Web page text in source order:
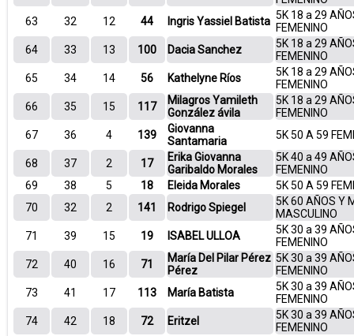
63
32 12 44 Ingris Yassiel Batista 5K 18 a 29
FEMENINO
64
33 13 100 Dacia Sanchez
5K 18 a 29
FEMENINO
65
34 14 56 Kathelyne Ríos
5K 18 a 29
FEMENINO
66
35 15 117
Milagros Yamileth
González ávila
5K 18 a 29
FEMENINO
67
36 4 139
Giovanna
Santamaria
5K 50 A 59
68 37 2 17
Erika Giovanna
Garibaldo Morales
5K 40 a 49
FEMENINO
69
38 5 18 Eleida Morales
5K 50 A 59
70
32 2 141 Rodrigo Spiegel
5K 60 AÑOS Y
MASCULINO
71
39 15 19 ISABEL ULLOA
5K 30 a 39
FEMENINO
72
40 16 71
María Del Pilar Pérez
Pérez
5K 30 a 39
FEMENINO
73
41 17 113 María Batista
5K 30 a 39
FEMENINO
74
42 18 72 Eritzel
5K 30 a 39
FEMENINO